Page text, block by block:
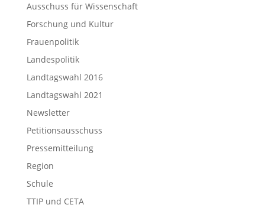
Ausschuss für Wissenschaft
Forschung und Kultur
Frauenpolitik
Landespolitik
Landtagswahl 2016
Landtagswahl 2021
Newsletter
Petitionsausschuss
Pressemitteilung
Region
Schule
TTIP und CETA